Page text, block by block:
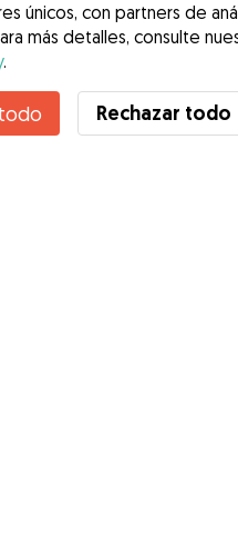
únicos, con partners de
más detalles, consulte
.
Rechazar todo